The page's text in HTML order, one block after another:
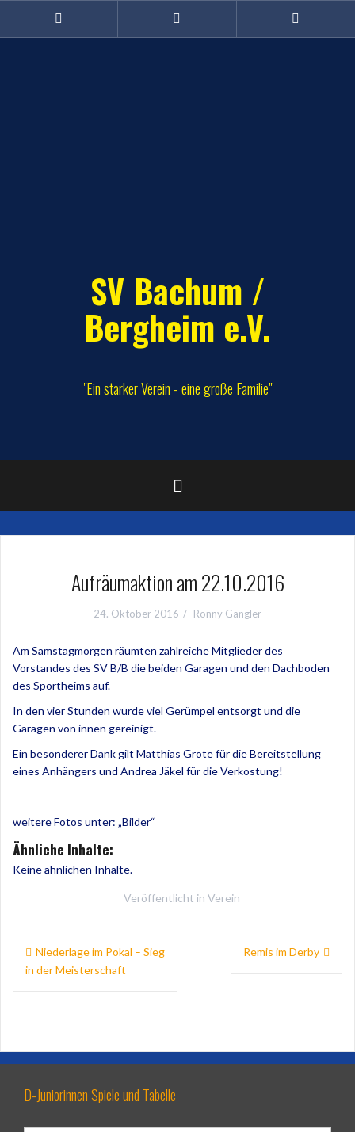
springen
(Damen)
SV Bachum /
Bergheim e.V.
"Ein starker Verein - eine große Familie"
Aufräumaktion am 22.10.2016
24. Oktober 2016 Ronny Gängler
Am Samstagmorgen räumten zahlreiche Mitglieder des
Vorstandes des SV B/B die beiden Garagen und den Dachboden
des Sportheims auf.
In den vier Stunden wurde viel Gerümpel entsorgt und die
Garagen von innen gereinigt.
Ein besonderer Dank gilt Matthias Grote für die Bereitstellung
eines Anhängers und Andrea Jäkel für die Verkostung!
weitere Fotos unter: „Bilder“
Ähnliche Inhalte:
Keine ähnlichen Inhalte.
Veröffentlicht in Verein
Beitragsnavigation
Niederlage im Pokal – Sieg
in der Meisterschaft
Remis im Derby
D-Juniorinnen Spiele und Tabelle